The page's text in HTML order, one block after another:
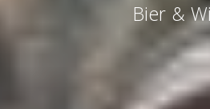
Bier &